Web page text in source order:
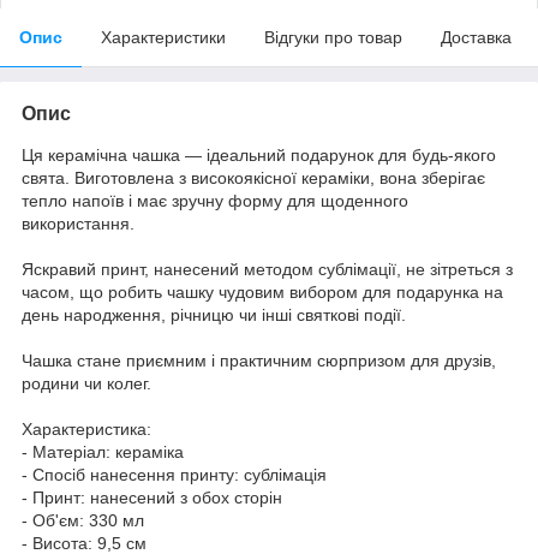
Опис Характеристики Відгуки про товар Доставка
Опис
Ця керамічна чашка — ідеальний подарунок для будь-якого
свята. Виготовлена з високоякісної кераміки, вона зберігає
тепло напоїв і має зручну форму для щоденного
використання.
Яскравий принт, нанесений методом сублімації, не зітреться з
часом, що робить чашку чудовим вибором для подарунка на
день народження, річницю чи інші святкові події.
Чашка стане приємним і практичним сюрпризом для друзів,
родини чи колег.
Характеристика:
- Матеріал: кераміка
- Спосіб нанесення принту: сублімація
- Принт: нанесений з обох сторін
- Об'єм: 330 мл
- Висота: 9,5 см